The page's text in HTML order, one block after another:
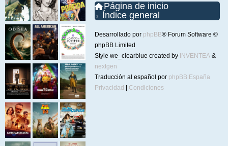
Página de inicio
Índice general
Desarrollado por phpBB® Forum Software ©
phpBB Limited
Style we_clearblue created by INVENTEA &
nextgen
Traducción al español por phpBB España
Privacidad
Condiciones